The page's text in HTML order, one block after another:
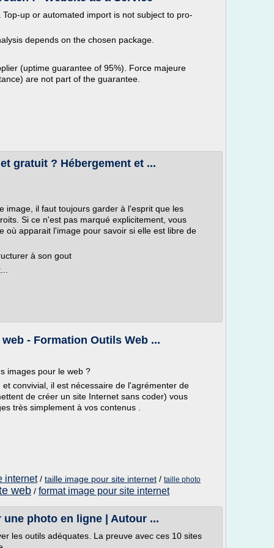
up or automated import is not subject to pro-
depends on the chosen package.
(uptime guarantee of 95%). Force majeure
are not part of the guarantee.
gratuit ? Hébergement et ...
image, il faut toujours garder à l'esprit que les
Si ce n'est pas marqué explicitement, vous
où apparait l'image pour savoir si elle est libre de
à son gout
- Formation Outils Web ...
images pour le web ?
convivial, il est nécessaire de l'agrémenter de
de créer un site Internet sans coder) vous
très simplement à vos contenus .
internet/ taille image pour site internet / taille photo
web / format image pour site internet
photo en ligne | Autour ...
les outils adéquates. La preuve avec ces 10 sites